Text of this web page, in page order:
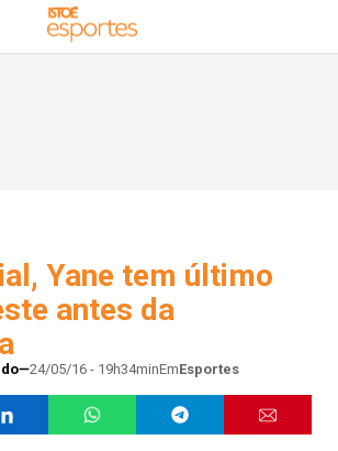
Yane tem último
antes da
24/05/16 - 19h34minEmEsportes